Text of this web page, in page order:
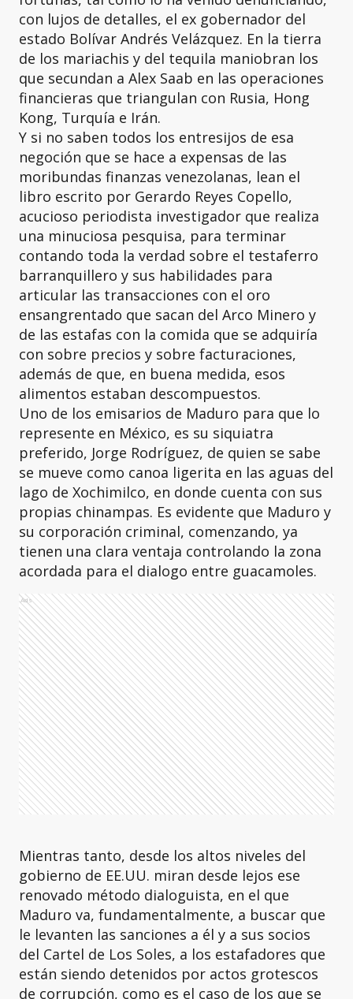
con lujos de detalles, el ex gobernador del
estado Bolívar Andrés Velázquez. En la tierra
de los mariachis y del tequila maniobran los
que secundan a Alex Saab en las operaciones
financieras que triangulan con Rusia, Hong
Kong, Turquía e Irán.
Y si no saben todos los entresijos de esa
negoción que se hace a expensas de las
moribundas finanzas venezolanas, lean el
libro escrito por Gerardo Reyes Copello,
acucioso periodista investigador que realiza
una minuciosa pesquisa, para terminar
contando toda la verdad sobre el testaferro
barranquillero y sus habilidades para
articular las transacciones con el oro
ensangrentado que sacan del Arco Minero y
de las estafas con la comida que se adquiría
con sobre precios y sobre facturaciones,
además de que, en buena medida, esos
alimentos estaban descompuestos.
Uno de los emisarios de Maduro para que lo
represente en México, es su siquiatra
preferido, Jorge Rodríguez, de quien se sabe
se mueve como canoa ligerita en las aguas del
lago de Xochimilco, en donde cuenta con sus
propias chinampas. Es evidente que Maduro y
su corporación criminal, comenzando, ya
tienen una clara ventaja controlando la zona
acordada para el dialogo entre guacamoles.
Ads
Mientras tanto, desde los altos niveles del
gobierno de EE.UU. miran desde lejos ese
renovado método dialoguista, en el que
Maduro va, fundamentalmente, a buscar que
le levanten las sanciones a él y a sus socios
del Cartel de Los Soles, a los estafadores que
están siendo detenidos por actos grotescos
de corrupción, como es el caso de los que se